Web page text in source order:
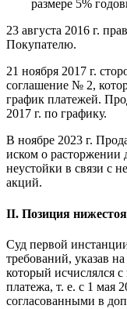
размере 5%
23 августа 2016 г.
Покупателю.
21 ноября 2017 г.
соглашение № 2,
график платежей.
2017 г. по графику.
В ноябре 2023 г.
иском о расторжении
неустойки в связи с
акций.
II. Позиция
Суд первой
требований, указав
который исчислялся
платежа, т. е. с 1 мая
согласованными в